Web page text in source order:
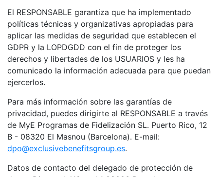
El RESPONSABLE garantiza que ha implementado
políticas técnicas y organizativas apropiadas para
aplicar las medidas de seguridad que establecen el
GDPR y la LOPDGDD con el fin de proteger los
derechos y libertades de los USUARIOS y les ha
comunicado la información adecuada para que puedan
ejercerlos.
Para más información sobre las garantías de
privacidad, puedes dirigirte al RESPONSABLE a través
de MyE Programas de Fidelización SL. Puerto Rico, 12
B - 08320 El Masnou (Barcelona). E-mail:
dpo@exclusivebenefitsgroup.es.
Datos de contacto del delegado de protección de